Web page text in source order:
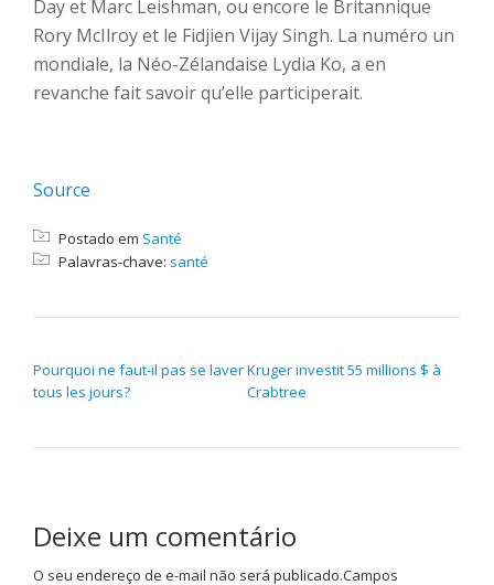
Day et Marc Leishman, ou encore le Britannique
Rory McIlroy et le Fidjien Vijay Singh. La numéro un
mondiale, la Néo-Zélandaise Lydia Ko, a en
revanche fait savoir qu’elle participerait.
Source
Postado em Santé
Palavras-chave: santé
Pourquoi ne faut-il pas se laver
tous les jours?
Kruger investit 55 millions $ à
Crabtree
Deixe um comentário
O seu endereço de e-mail não será publicado.Campos